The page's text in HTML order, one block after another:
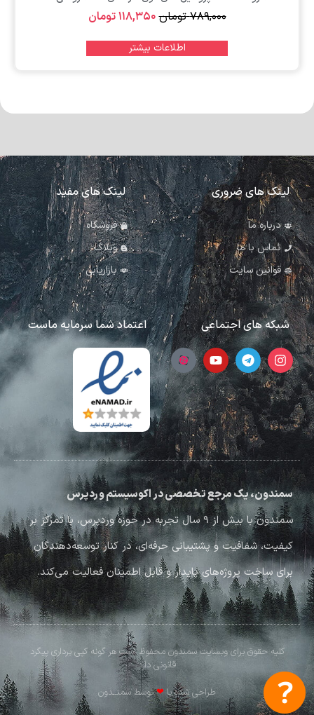
۷۸۹,۰۰۰ تومان۱۱۸,۳۵۰تومان
اطلاعات بیشتر
لینک های ضروری
درباره ما
تماس با ما
قوانین سایت
لینک های مفید
فروشگاه
وبلاگ
بازاریابی
شبکه های اجتماعی اعتماد شما سرمایه ماست
سمندون، یک مرجع تخصصی در اکوسیستم وردپرس
سمندون با بیش از ۹ سال تجربه در حوزه وردپرس، با تمرکز بر
کیفیت، شفافیت و پشتیبانی حرفه‌ای، در کنار توسعه‌دهندگان
برای ساخت پروژه‌های پایدار و قابل اطمینان فعالیت می‌کند.
کلیه حقوق برای وبسایت سمندون محفوظ است هر گونه کپی برداری پیگرد
قانونی دارد
طراحی شده با ❤توسط سمنــدون​​